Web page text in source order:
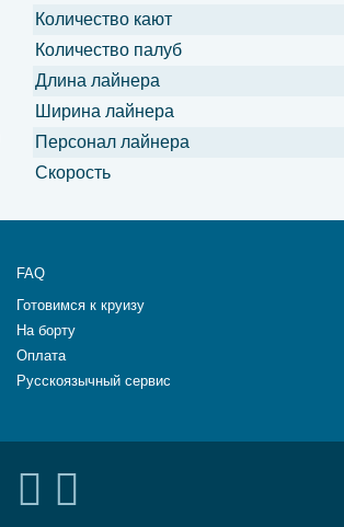
Количество кают
Количество палуб
Длина лайнера
Ширина лайнера
Персонал лайнера
Скорость
FAQ
Готовимся к круизу
На борту
Оплата
Русскоязычный сервис